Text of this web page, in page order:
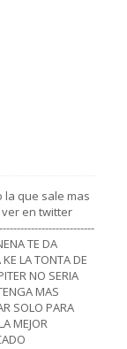
la que sale mas
en twitter
TE DA
LA TONTA DE
NO SERIA
MAS
SOLO PARA
MEJOR